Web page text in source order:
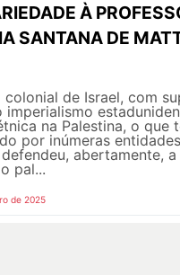
À
SANTANA DE
colonial de Israel, com
imperialismo
na Palestina, o que
por inúmeras
abertamente,
pal...
de 2025